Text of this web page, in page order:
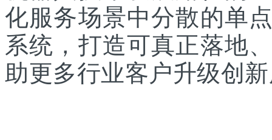
化服务场景中分散的单
系统，打造可真正落地
助更多行业客户升级创